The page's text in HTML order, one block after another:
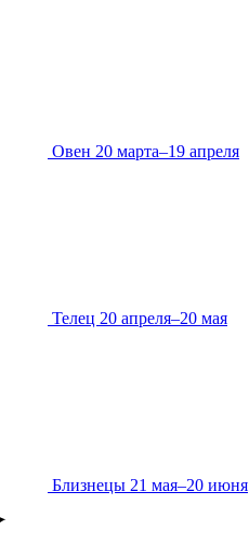
Овен 20 марта–19 апреля
Телец 20 апреля–20 мая
Близнецы 21 мая–20 июня